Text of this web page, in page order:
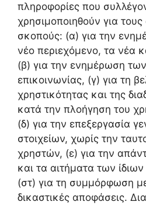
πληροφορίες που
χρησιμοποιηθούν για
σκοπούς: (α) για την
νέο περιεχόμενο, τα νέα
(β) για την ενημέρωση
επικοινωνίας, (γ) για τη
χρηστικότητας και της
κατά την πλοήγηση του
(δ) για την επεξεργασία
στοιχείων, χωρίς την
χρηστών, (ε) για την
και τα αιτήματα των
(στ) για τη συμμόρφωση
δικαστικές αποφάσεις.